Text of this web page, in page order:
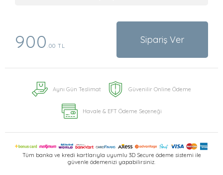
900 .00 TL
Sipariş Ver
Aynı Gün Teslimat Güvenilir Online Ödeme
Havale & EFT Ödeme Seçeneği
Tüm banka ve kredi kartlarıyla uyumlu 3D Secure ödeme sistemi ile
güvenle ödemenizi yapabilirsiniz.